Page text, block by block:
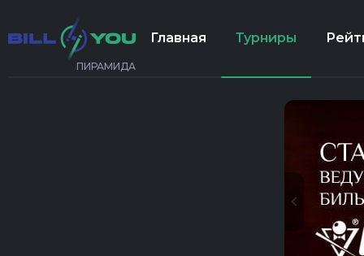
ПИРАМИДА
Главная Турниры